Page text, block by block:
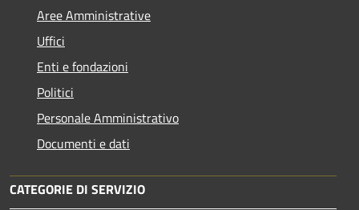
Aree Amministrative
Uffici
Enti e fondazioni
Politici
Personale Amministrativo
Documenti e dati
CATEGORIE DI SERVIZIO